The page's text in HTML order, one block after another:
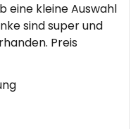
eine kleine Auswahl
sind super und
Preis